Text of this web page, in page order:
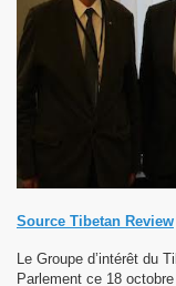
Source Tibetan Review
Le Groupe d’intérêt du
Parlement ce 18